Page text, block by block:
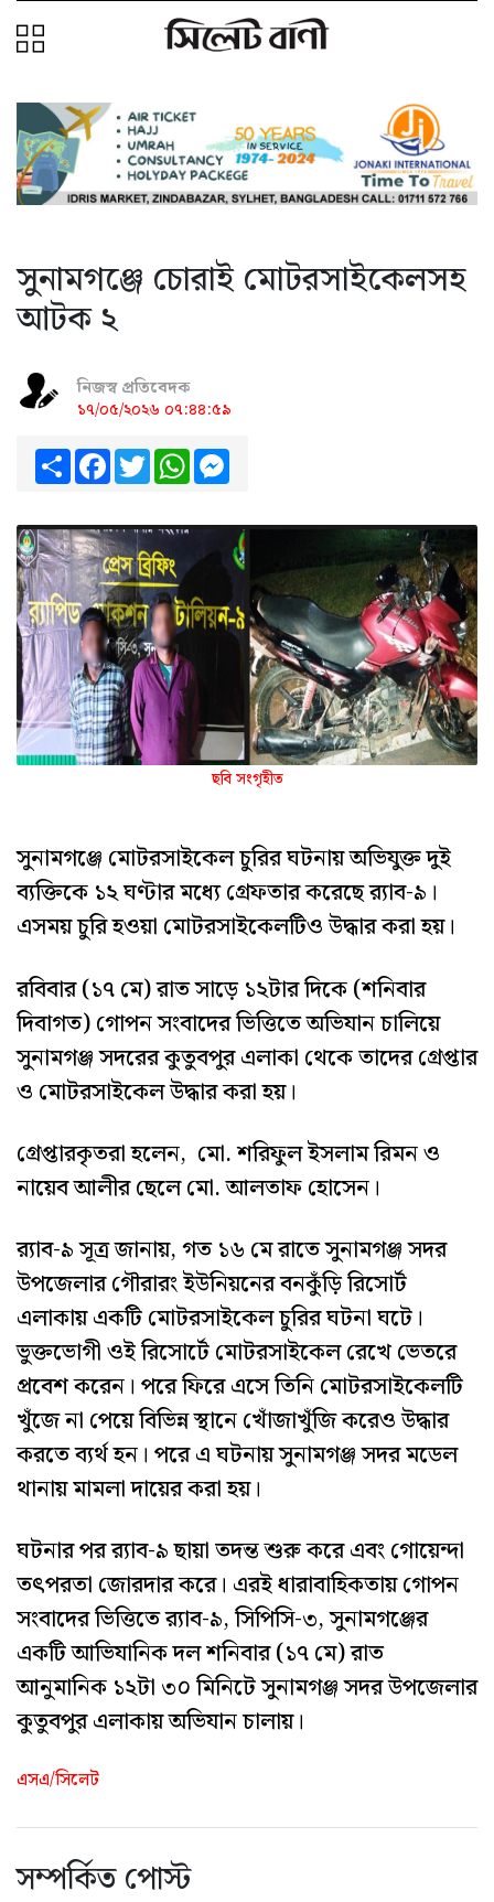
সুনামগঞ্জে চোরাই মোটরসাইকেলসহ
আটক ২
নিজস্ব প্রতিবেদক
১৭/০৫/২০২৬ ০৭:৪৪:৫৯
ShareFacebook
TwitterWhatsApp
ছবি সংগৃহীত
সুনামগঞ্জে মোটরসাইকেল চুরির ঘটনায় অভিযুক্ত দুই
ব্যক্তিকে ১২ ঘণ্টার মধ্যে গ্রেফতার করেছে র‌্যাব-৯।
এসময় চুরি হওয়া মোটরসাইকেলটিও উদ্ধার করা হয়।
রবিবার (১৭ মে) রাত সাড়ে ১২টার দিকে (শনিবার
দিবাগত) গোপন সংবাদের ভিত্তিতে অভিযান চালিয়ে
সুনামগঞ্জ সদরের কুতুবপুর এলাকা থেকে তাদের গ্রেপ্তার
ও মোটরসাইকেল উদ্ধার করা হয়।
গ্রেপ্তারকৃতরা হলেন, মো. শরিফুল ইসলাম রিমন ও
নায়েব আলীর ছেলে মো. আলতাফ হোসেন।
র‌্যাব-৯ সূত্র জানায়, গত ১৬ মে রাতে সুনামগঞ্জ সদর
উপজেলার গৌরারং ইউনিয়নের বনকুঁড়ি রিসোর্ট
এলাকায় একটি মোটরসাইকেল চুরির ঘটনা ঘটে।
ভুক্তভোগী ওই রিসোর্টে মোটরসাইকেল রেখে ভেতরে
প্রবেশ করেন। পরে ফিরে এসে তিনি মোটরসাইকেলটি
খুঁজে না পেয়ে বিভিন্ন স্থানে খোঁজাখুঁজি করেও উদ্ধার
করতে ব্যর্থ হন। পরে এ ঘটনায় সুনামগঞ্জ সদর মডেল
থানায় মামলা দায়ের করা হয়।
ঘটনার পর র‌্যাব-৯ ছায়া তদন্ত শুরু করে এবং গোয়েন্দা
তৎপরতা জোরদার করে। এরই ধারাবাহিকতায় গোপন
সংবাদের ভিত্তিতে র‌্যাব-৯, সিপিসি-৩, সুনামগঞ্জের
একটি আভিযানিক দল শনিবার (১৭ মে) রাত
আনুমানিক ১২টা ৩০ মিনিটে সুনামগঞ্জ সদর উপজেলার
কুতুবপুর এলাকায় অভিযান চালায়।
এসএ/সিলেট
সম্পর্কিত পোস্ট